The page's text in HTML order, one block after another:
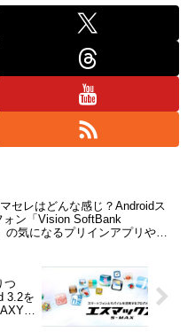
セレはどんな感じ？Androidス
ォン「Vision SoftBank
の気になるプリインアプリやウ
つ
3.2を